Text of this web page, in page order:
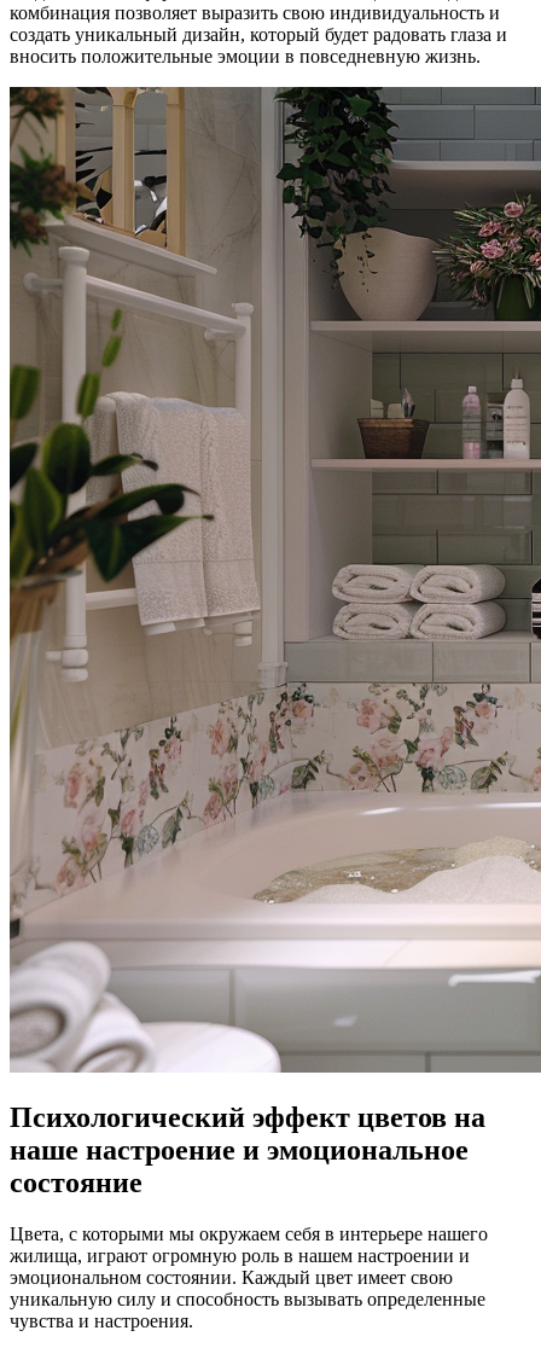
комбинация позволяет выразить свою индивидуальность и
создать уникальный дизайн, который будет радовать глаза и
вносить положительные эмоции в повседневную жизнь.
Психологический эффект цветов на
наше настроение и эмоциональное
состояние
Цвета, с которыми мы окружаем себя в интерьере нашего
жилища, играют огромную роль в нашем настроении и
эмоциональном состоянии. Каждый цвет имеет свою
уникальную силу и способность вызывать определенные
чувства и настроения.